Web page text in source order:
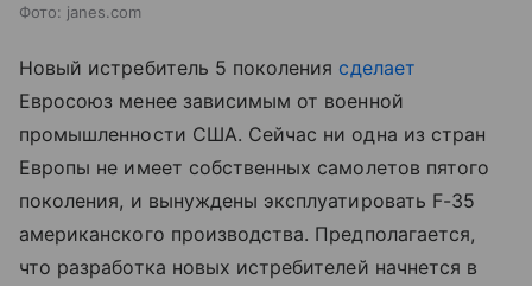
Фото: janes.com
Новый истребитель 5 поколения сделает
Евросоюз менее зависимым от военной
промышленности США. Сейчас ни одна из стран
Европы не имеет собственных самолетов пятого
поколения, и вынуждены эксплуатировать F-35
американского производства. Предполагается,
что разработка новых истребителей начнется в